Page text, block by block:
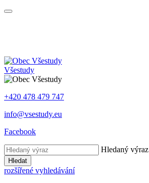
Všestudy
+420 478 479 747
info@vsestudy.eu
Facebook
Hledaný výraz
Hledat
rozšířené vyhledávání